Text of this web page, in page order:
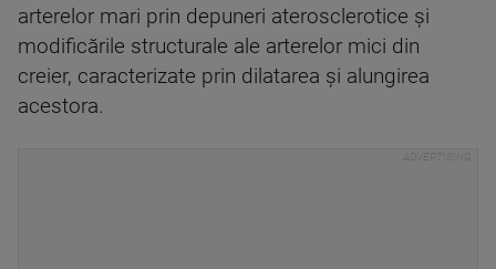
arterelor mari prin depuneri aterosclerotice şi
modificările structurale ale arterelor mici din
creier, caracterizate prin dilatarea şi alungirea
acestora.